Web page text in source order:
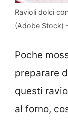
Ravioli dolci
(Adobe Stock)
Poche
preparare
questi
al forno,